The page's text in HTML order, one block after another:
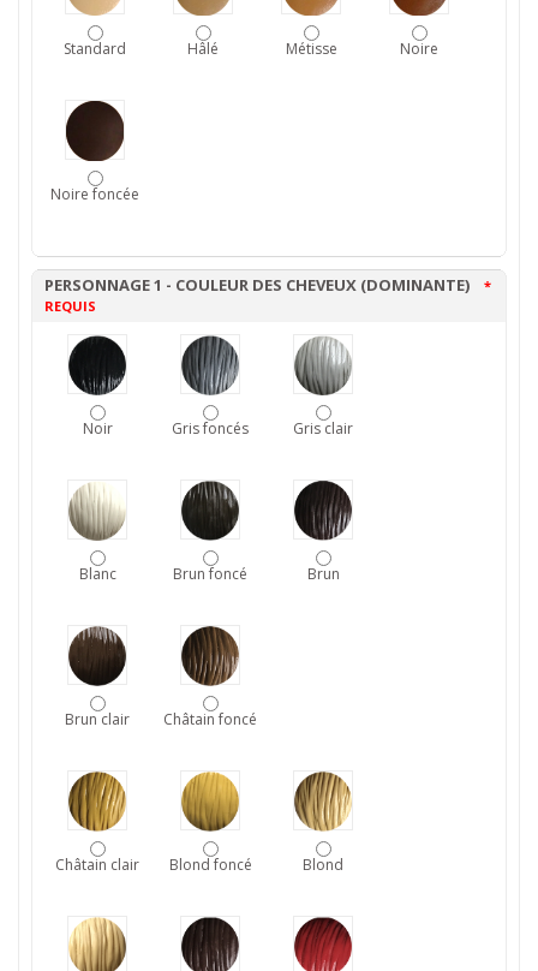
Standard Hâlé Métisse Noire
Noire foncée
PERSONNAGE 1 - COULEUR DES CHEVEUX (DOMINANTE) *
REQUIS
Noir Gris foncés Gris clair
Blanc Brun foncé Brun
Brun clair Châtain foncé
Châtain clair Blond foncé Blond